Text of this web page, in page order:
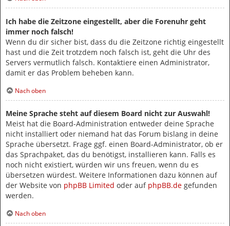
Ich habe die Zeitzone eingestellt, aber die Forenuhr geht
immer noch falsch!
Wenn du dir sicher bist, dass du die Zeitzone richtig eingestellt
hast und die Zeit trotzdem noch falsch ist, geht die Uhr des
Servers vermutlich falsch. Kontaktiere einen Administrator,
damit er das Problem beheben kann.
Nach oben
Meine Sprache steht auf diesem Board nicht zur Auswahl!
Meist hat die Board-Administration entweder deine Sprache
nicht installiert oder niemand hat das Forum bislang in deine
Sprache übersetzt. Frage ggf. einen Board-Administrator, ob er
das Sprachpaket, das du benötigst, installieren kann. Falls es
noch nicht existiert, würden wir uns freuen, wenn du es
übersetzen würdest. Weitere Informationen dazu können auf
der Website von phpBB Limited oder auf phpBB.de gefunden
werden.
Nach oben